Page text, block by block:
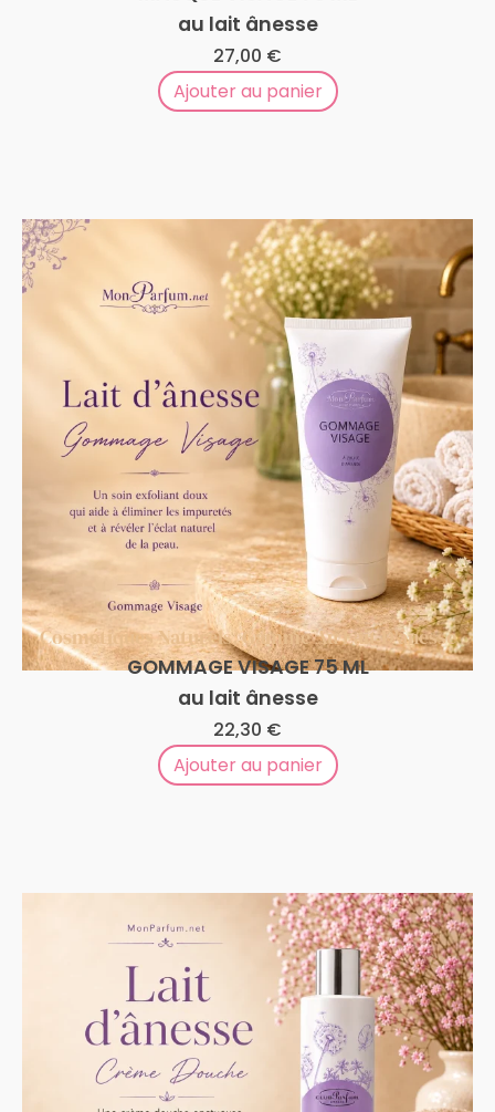
au lait ânesse
27,00 €
Ajouter au panier
Cosmétiques Naturels,Gamme Au Lait D'ânesse
GOMMAGE VISAGE 75 ML
au lait ânesse
22,30 €
Ajouter au panier